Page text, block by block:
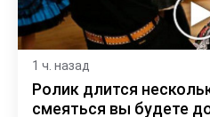
1 ч. назад
Ролик длится
смеяться вы будете